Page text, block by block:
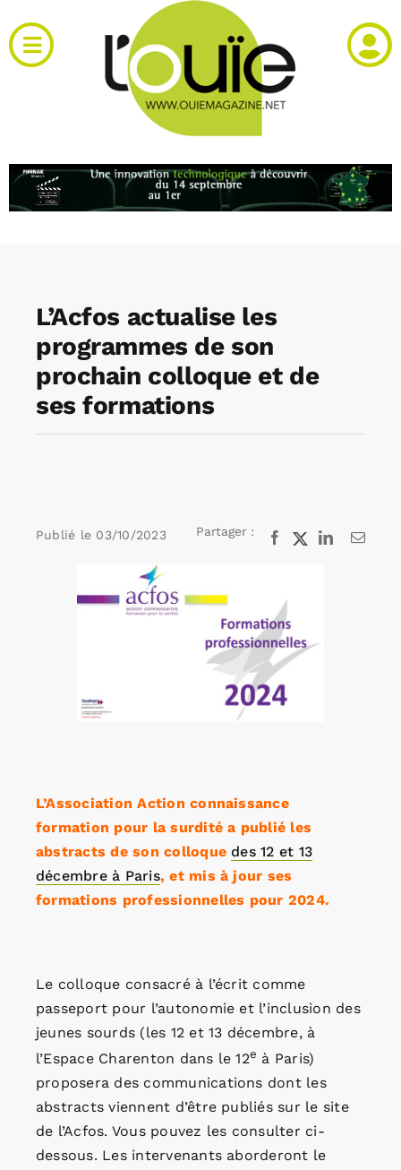
au
contenu
Toggle
Navigation
RH et emploi
Kiosque
Annonces emploi
L’Acfos actualise les
programmes de son
prochain colloque et de
ses formations
Publié le 03/10/2023 Partager : Facebook
X LinkedInEmail
l'image
L’Association Action connaissance
formation pour la surdité a publié les
abstracts de son colloque des 12 et 13
décembre à Paris, et mis à jour ses
formations professionnelles pour 2024.
Le colloque consacré à l’écrit comme
passeport pour l’autonomie et l’inclusion des
jeunes sourds (les 12 et 13 décembre, à
l’Espace Charenton dans le 12e à Paris)
proposera des communications dont les
abstracts viennent d’être publiés sur le site
de l’Acfos. Vous pouvez les consulter ci-
dessous. Les intervenants aborderont le